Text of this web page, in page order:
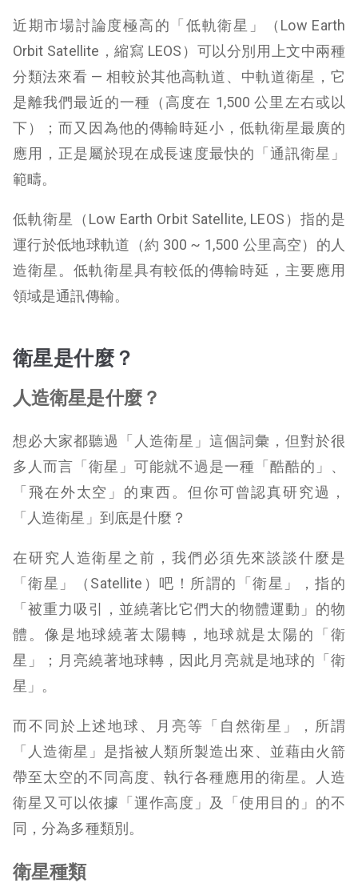
近期市場討論度極高的「低軌衛星」（Low Earth
Orbit Satellite，縮寫 LEOS）可以分別用上文中兩種
分類法來看 — 相較於其他高軌道、中軌道衛星，它
是離我們最近的一種（高度在 1,500 公里左右或以
下）；而又因為他的傳輸時延小，低軌衛星最廣的
應用，正是屬於現在成長速度最快的「通訊衛星」
範疇。
低軌衛星（Low Earth Orbit Satellite, LEOS）指的是
運行於低地球軌道（約 300 ~ 1,500 公里高空）的人
造衛星。低軌衛星具有較低的傳輸時延，主要應用
領域是通訊傳輸。
衛星是什麼？
人造衛星是什麼？
想必大家都聽過「人造衛星」這個詞彙，但對於很
多人而言「衛星」可能就不過是一種「酷酷的」、
「飛在外太空」的東西。但你可曾認真研究過，
「人造衛星」到底是什麼？
在研究人造衛星之前，我們必須先來談談什麼是
「衛星」（Satellite）吧！所謂的「衛星」，指的
「被重力吸引，並繞著比它們大的物體運動」的物
體。像是地球繞著太陽轉，地球就是太陽的「衛
星」；月亮繞著地球轉，因此月亮就是地球的「衛
星」。
而不同於上述地球、月亮等「自然衛星」，所謂
「人造衛星」是指被人類所製造出來、並藉由火箭
帶至太空的不同高度、執行各種應用的衛星。人造
衛星又可以依據「運作高度」及「使用目的」的不
同，分為多種類別。
衛星種類